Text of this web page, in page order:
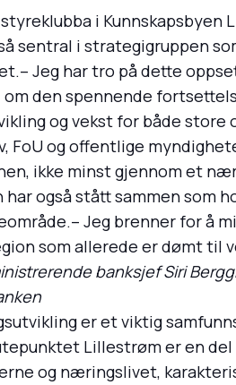
i
sentral i strategigruppen
Jeg har tro på dette
den spennende
og vekst for både store
og offentlige
ikke minst gjennom et
også stått sammen som
Jeg brenner for å
som allerede er dømt til
banksjef Siri
er et viktig
Lillestrøm er en del
og næringslivet,